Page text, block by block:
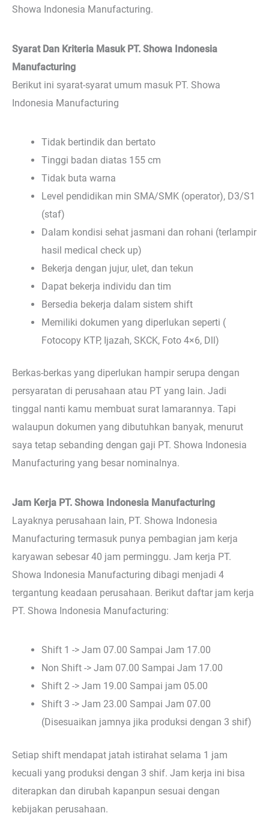
Showa Indonesia Manufacturing.
Syarat Dan Kriteria Masuk PT. Showa Indonesia
Manufacturing
Berikut ini syarat-syarat umum masuk PT. Showa
Indonesia Manufacturing
Tidak bertindik dan bertato
Tinggi badan diatas 155 cm
Tidak buta warna
Level pendidikan min SMA/SMK (operator), D3/S1
(staf)
Dalam kondisi sehat jasmani dan rohani (terlampir
hasil medical check up)
Bekerja dengan jujur, ulet, dan tekun
Dapat bekerja individu dan tim
Bersedia bekerja dalam sistem shift
Memiliki dokumen yang diperlukan seperti (
Fotocopy KTP, Ijazah, SKCK, Foto 4×6, Dll)
Berkas-berkas yang diperlukan hampir serupa dengan
persyaratan di perusahaan atau PT yang lain. Jadi
tinggal nanti kamu membuat surat lamarannya. Tapi
walaupun dokumen yang dibutuhkan banyak, menurut
saya tetap sebanding dengan gaji PT. Showa Indonesia
Manufacturing yang besar nominalnya.
Jam Kerja PT. Showa Indonesia Manufacturing
Layaknya perusahaan lain, PT. Showa Indonesia
Manufacturing termasuk punya pembagian jam kerja
karyawan sebesar 40 jam perminggu. Jam kerja PT.
Showa Indonesia Manufacturing dibagi menjadi 4
tergantung keadaan perusahaan. Berikut daftar jam kerja
PT. Showa Indonesia Manufacturing:
Shift 1 -> Jam 07.00 Sampai Jam 17.00
Non Shift -> Jam 07.00 Sampai Jam 17.00
Shift 2 -> Jam 19.00 Sampai jam 05.00
Shift 3 -> Jam 23.00 Sampai Jam 07.00
(Disesuaikan jamnya jika produksi dengan 3 shif)
Setiap shift mendapat jatah istirahat selama 1 jam
kecuali yang produksi dengan 3 shif. Jam kerja ini bisa
diterapkan dan dirubah kapanpun sesuai dengan
kebijakan perusahaan.